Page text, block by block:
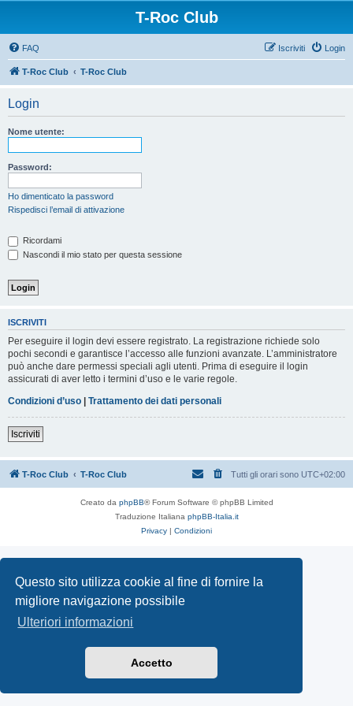
Questo sito utilizza cookie al fine di fornire la
migliore navigazione possibile
Ulteriori informazioni
Accetto
T-Roc Club
FAQ Login
Iscriviti
T-Roc Club T-Roc Club
Login
Nome utente:
Password:
Ho dimenticato la password
Rispedisci l’email di attivazione
Ricordami
Nascondi il mio stato per questa sessione
ISCRIVITI
Per eseguire il login devi essere registrato. La registrazione richiede solo
pochi secondi e garantisce l’accesso alle funzioni avanzate. L’amministratore
può anche dare permessi speciali agli utenti. Prima di eseguire il login
assicurati di aver letto i termini d’uso e le varie regole.
Condizioni d’uso | Trattamento dei dati personali
Iscriviti
T-Roc Club T-Roc Club Tutti gli orari sono UTC+02:00
Creato da phpBB® Forum Software © phpBB Limited
Traduzione Italiana phpBB-Italia.it
Privacy | Condizioni